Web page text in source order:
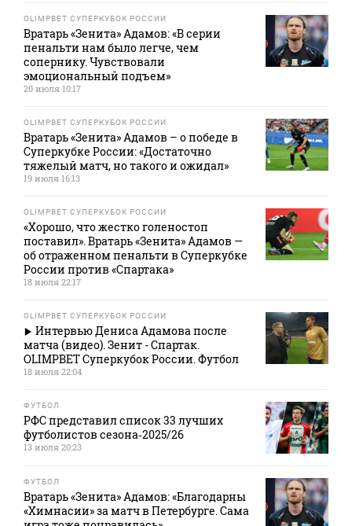
OLIMPBET СУПЕРКУБОК РОССИИ
Вратарь «Зенита» Адамов: «В серии
пенальти нам было легче, чем
сопернику. Чувствовали
эмоциональный подъем»
20 июля 10:17
OLIMPBET СУПЕРКУБОК РОССИИ
Вратарь «Зенита» Адамов – о победе в
Суперкубке России: «Достаточно
тяжелый матч, но такого и ожидал»
19 июля 16:13
OLIMPBET СУПЕРКУБОК РОССИИ
«Хорошо, что жестко голеностоп
поставил». Вратарь «Зенита» Адамов —
об отраженном пенальти в Суперкубке
России против «Спартака»
18 июля 22:17
OLIMPBET СУПЕРКУБОК РОССИИ
Интервью Дениса Адамова после
матча (видео). Зенит - Спартак.
OLIMPBET Суперкубок России. Футбол
18 июля 22:04
ФУТБОЛ
РФС представил список 33 лучших
футболистов сезона‑2025/26
13 июля 20:23
ФУТБОЛ
Вратарь «Зенита» Адамов: «Благодарны
«Химнасии» за матч в Петербурге. Сама